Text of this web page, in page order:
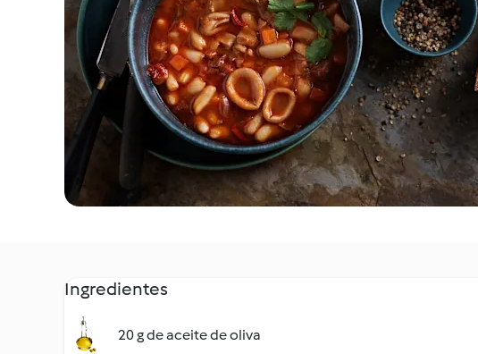
Ingredientes
20 g de aceite de oliva